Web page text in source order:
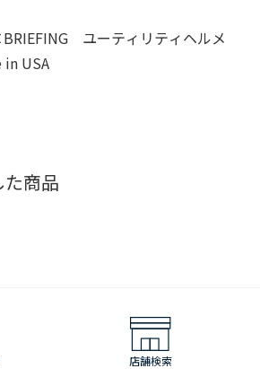
ユーティリティヘルメ
USA
商品
店舗検索